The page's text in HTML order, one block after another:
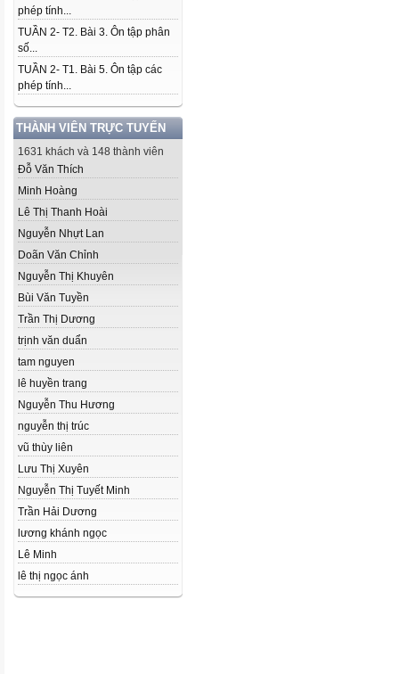
phép tính...
TUẦN 2- T2. Bài 3. Ôn tập phân
số...
TUẦN 2- T1. Bài 5. Ôn tập các
phép tính...
THÀNH VIÊN TRỰC TUYẾN
1631 khách và 148 thành viên
Đỗ Văn Thích
Minh Hoàng
Lê Thị Thanh Hoài
Nguyễn Nhựt Lan
Doãn Văn Chỉnh
Nguyễn Thị Khuyên
Bùi Văn Tuyền
Trần Thị Dương
trịnh văn duẩn
tam nguyen
lê huyền trang
Nguyễn Thu Hương
nguyễn thị trúc
vũ thùy liên
Lưu Thị Xuyên
Nguyễn Thị Tuyết Minh
Trần Hải Dương
lương khánh ngọc
Lê Minh
lê thị ngọc ánh